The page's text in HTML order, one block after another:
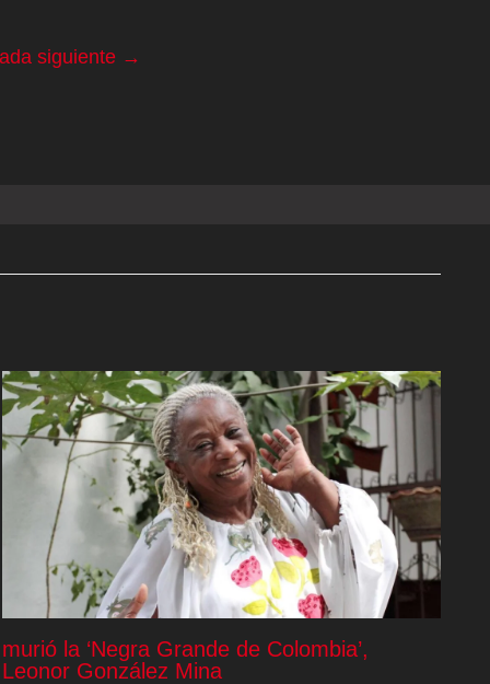
siguiente →
murió la ‘Negra Grande de Colombia’,
Leonor González Mina